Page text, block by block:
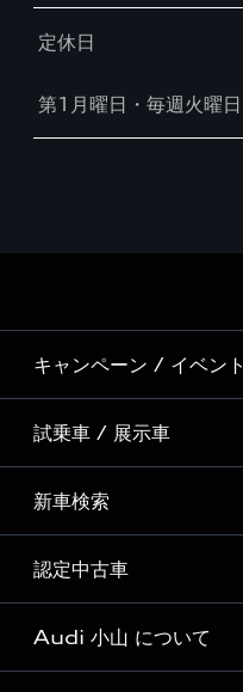
定休日
第1月曜日・毎週火曜日
キャンペーン / イベント
全国統一イベント
ディーラー独自イベント
試乗車 / 展示車
試乗予約
試乗車・展示車一覧
新車検索
新車検索
認定中古車
Audi認定中古車検索
Audi 小山 について